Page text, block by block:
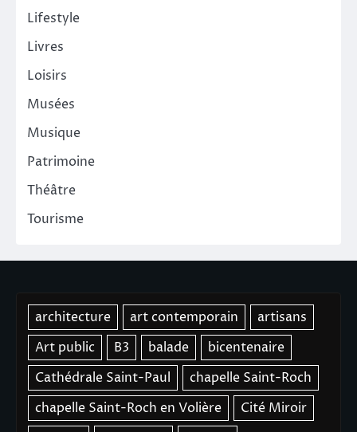
Lifestyle
Livres
Loisirs
Musées
Musique
Patrimoine
Théâtre
Tourisme